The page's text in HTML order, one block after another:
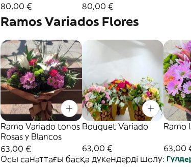
80,00 €
80,00 €
Ramos Variados Flores
Ramo Variado tonos
Rosas y Blancos
63,00 €
Bouquet Variado
63,00 €
Ramo
63,00
Осы санаттағы басқа дүкендерді шолу: